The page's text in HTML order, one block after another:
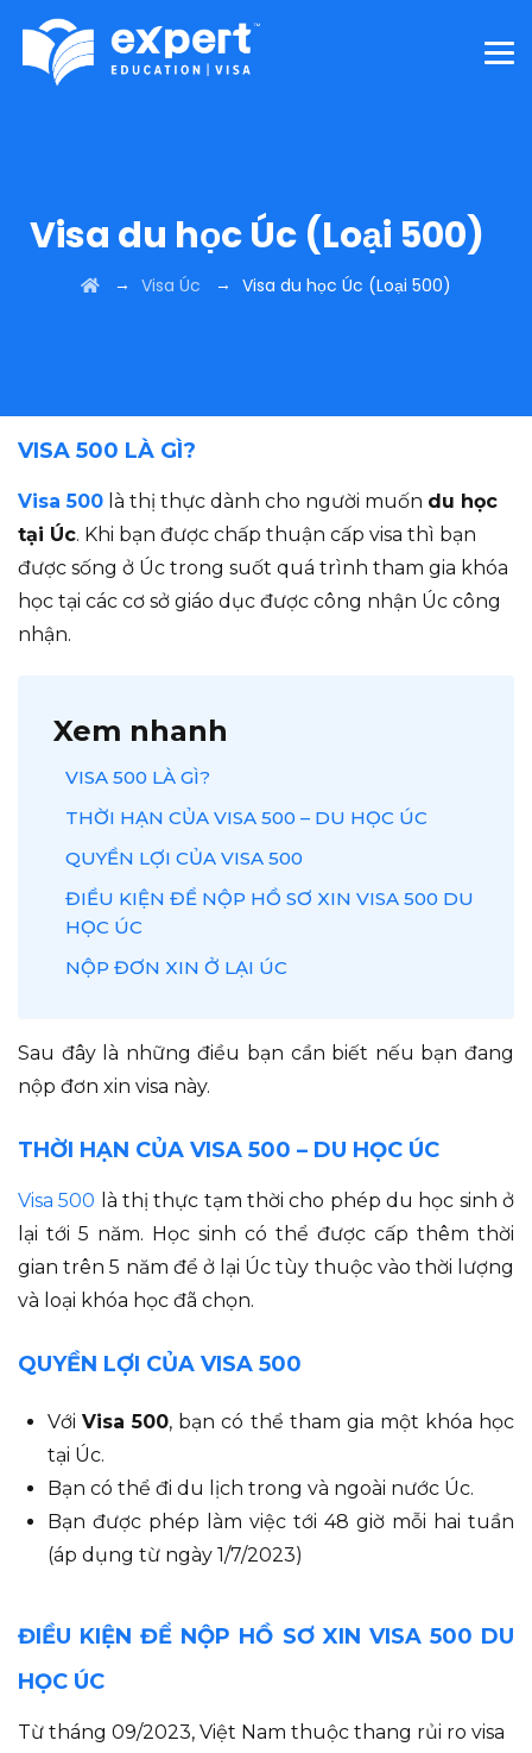
Visa du học Úc (Loại 500)
→ Visa Úc → Visa du học Úc (Loại 500)
VISA 500 LÀ GÌ?
Visa 500 là thị thực dành cho người muốn du học
tại Úc. Khi bạn được chấp thuận cấp visa thì bạn
được sống ở Úc trong suốt quá trình tham gia khóa
học tại các cơ sở giáo dục được công nhận Úc công
nhận.
Xem nhanh
VISA 500 LÀ GÌ?
THỜI HẠN CỦA VISA 500 – DU HỌC ÚC
QUYỀN LỢI CỦA VISA 500
ĐIỀU KIỆN ĐỂ NỘP HỒ SƠ XIN VISA 500 DU
HỌC ÚC
NỘP ĐƠN XIN Ở LẠI ÚC
Sau đây là những điều bạn cần biết nếu bạn đang
nộp đơn xin visa này.
THỜI HẠN CỦA VISA 500 – DU HỌC ÚC
Visa 500 là thị thực tạm thời cho phép du học sinh ở
lại tới 5 năm. Học sinh có thể được cấp thêm thời
gian trên 5 năm để ở lại Úc tùy thuộc vào thời lượng
và loại khóa học đã chọn.
QUYỀN LỢI CỦA VISA 500
VớiVisa 500, bạn có thể tham gia một khóa học
tại Úc.
Bạn có thể đi du lịch trong và ngoài nước Úc.
Bạn được phép làm việc tới 48 giờ mỗi hai tuần
(áp dụng từ ngày 1/7/2023)
ĐIỀU KIỆN ĐỂ NỘP HỒ SƠ XIN VISA 500 DU
HỌC ÚC
Từ tháng 09/2023, Việt Nam thuộc thang rủi ro visa